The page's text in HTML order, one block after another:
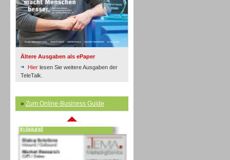
Ältere Ausgaben als ePaper
Hier lesen Sie weitere Ausgaben der
TeleTalk.
» Zum Online-Business Guide
Inbound